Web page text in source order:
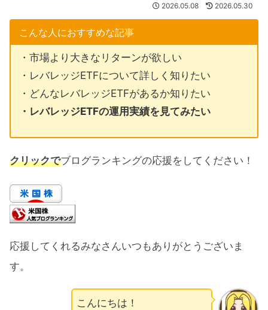
2026.05.08 2026.05.30
こんな人におすすめな記事
・市場より大きなリターンが欲しい
・レバレッジETFについて詳しく知りたい
・どんなレバレッジETFがあるか知りたい
・レバレッジETFの運用実績を見てみたい
クリックでブログランキングの応援をしてください！
応援してくれるみなさんいつもありがとうございま
す。
こんにちは！